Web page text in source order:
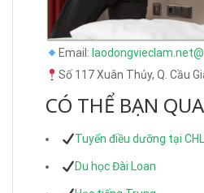
Email:
Số 117 Xuân Thủy, Q. Cầu
CÓ THỂ BẠN
Tuyển điều dưỡng tại
Du học Đài Loan